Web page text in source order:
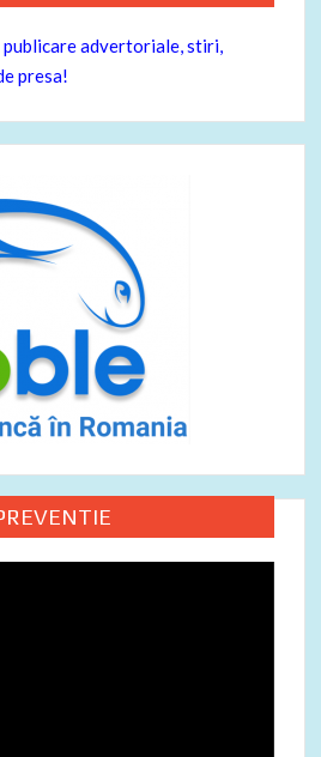
advertoriale, stiri,
presa!